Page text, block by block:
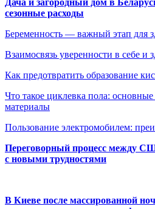
сезонные расходы
Беременность — важный этап для
Взаимосвязь уверенности в себе
Как предотвратить образование
Что такое циклевка пола:
материалы
Пользование электромобилем:
Переговорный процесс между
с новыми трудностями
В Киеве после массированной